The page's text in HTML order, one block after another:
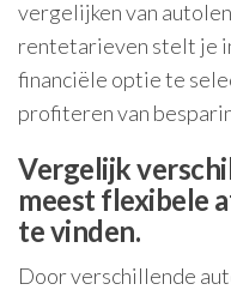
vergelijken van
rentetarieven stelt je
financiële optie te
profiteren van
Vergelijk
meest flexibele
te vinden.
Door verschillende